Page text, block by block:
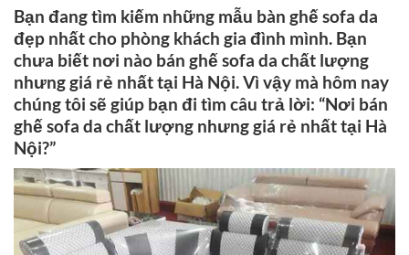
Bạn đang tìm kiếm những mẫu bàn ghế sofa da
đẹp nhất cho phòng khách gia đình mình. Bạn
chưa biết nơi nào bán ghế sofa da chất lượng
nhưng giá rẻ nhất tại Hà Nội. Vì vậy mà hôm nay
chúng tôi sẽ giúp bạn đi tìm câu trả lời: “Nơi bán
ghế sofa da chất lượng nhưng giá rẻ nhất tại Hà
Nội?”